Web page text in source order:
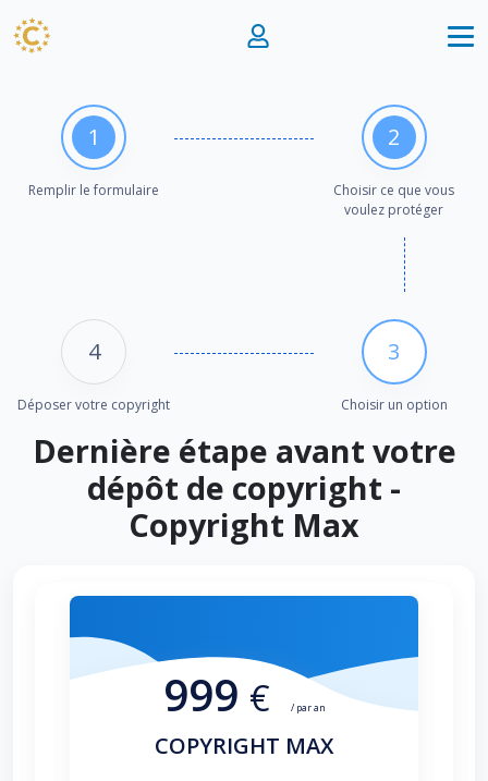
1
Remplir le formulaire
2
Choisir ce que vous
voulez protéger
3
Choisir un option
4
Déposer votre copyright
Dernière étape avant votre
dépôt de copyright -
Copyright Max
999 € / par an
COPYRIGHT MAX